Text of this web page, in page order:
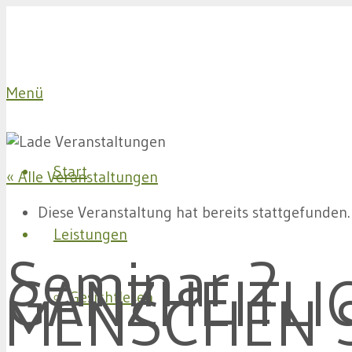
Menü
Start
Leistungen
Gesichtlesen
« Alle Veranstaltungen
Diese Veranstaltung hat bereits stattgefunden.
Seminar 2
MENSCHEN